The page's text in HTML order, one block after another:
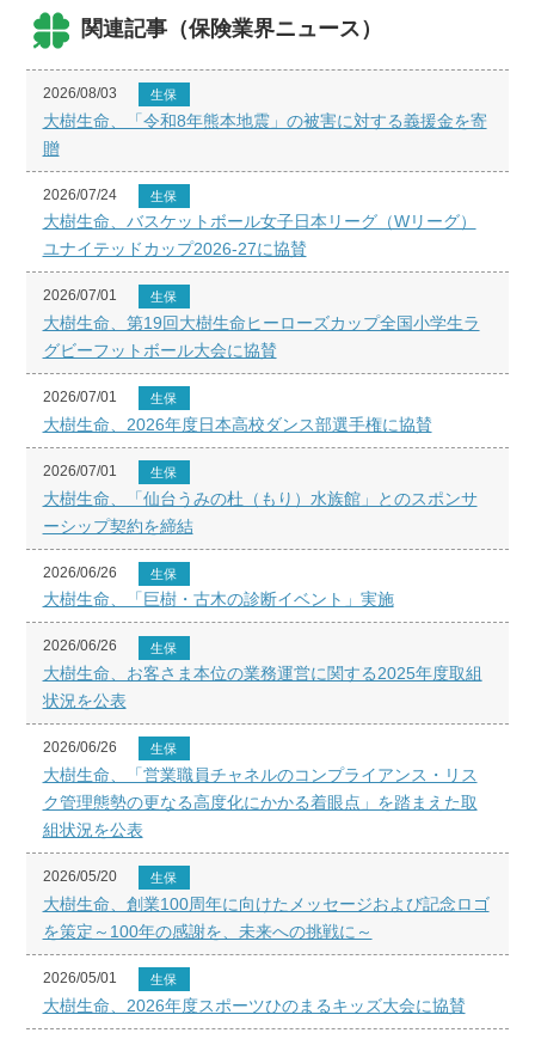
関連記事（保険業界ニュース）
2026/08/03 生保
大樹生命、「令和8年熊本地震」の被害に対する義援金を寄
贈
2026/07/24 生保
大樹生命、バスケットボール女子日本リーグ（Wリーグ）
ユナイテッドカップ2026-27に協賛
2026/07/01 生保
大樹生命、第19回大樹生命ヒーローズカップ全国小学生ラ
グビーフットボール大会に協賛
2026/07/01 生保
大樹生命、2026年度日本高校ダンス部選手権に協賛
2026/07/01 生保
大樹生命、「仙台うみの杜（もり）水族館」とのスポンサ
ーシップ契約を締結
2026/06/26 生保
大樹生命、「巨樹・古木の診断イベント」実施
2026/06/26 生保
大樹生命、お客さま本位の業務運営に関する2025年度取組
状況を公表
2026/06/26 生保
大樹生命、「営業職員チャネルのコンプライアンス・リス
ク管理態勢の更なる高度化にかかる着眼点」を踏まえた取
組状況を公表
2026/05/20 生保
大樹生命、創業100周年に向けたメッセージおよび記念ロゴ
を策定～100年の感謝を、未来への挑戦に～
2026/05/01 生保
大樹生命、2026年度スポーツひのまるキッズ大会に協賛